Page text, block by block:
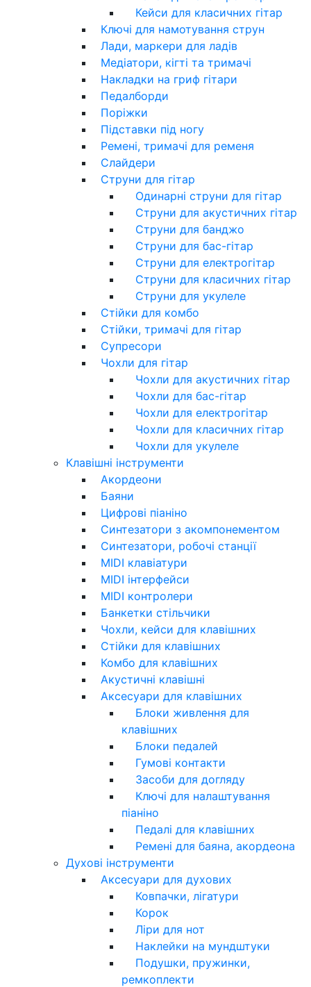
Кейси для класичних гітар
Ключі для намотування струн
Лади, маркери для ладів
Медіатори, кігті та тримачі
Накладки на гриф гітари
Педалборди
Поріжки
Підставки під ногу
Ремені, тримачі для ременя
Слайдери
Струни для гітар
Одинарні струни для гітар
Струни для акустичних гітар
Струни для банджо
Струни для бас-гітар
Струни для електрогітар
Струни для класичних гітар
Струни для укулеле
Стійки для комбо
Стійки, тримачі для гітар
Супресори
Чохли для гітар
Чохли для акустичних гітар
Чохли для бас-гітар
Чохли для електрогітар
Чохли для класичних гітар
Чохли для укулеле
Клавішні інструменти
Акордеони
Баяни
Цифрові піаніно
Синтезатори з акомпонементом
Синтезатори, робочі станції
MIDI клавіатури
MIDI інтерфейси
MIDI контролери
Банкетки стільчики
Чохли, кейси для клавішних
Стійки для клавішних
Комбо для клавішних
Акустичні клавішні
Аксесуари для клавішних
Блоки живлення для
клавішних
Блоки педалей
Гумові контакти
Засоби для догляду
Ключі для налаштування
піаніно
Педалі для клавішних
Ремені для баяна, акордеона
Духові інструменти
Аксесуари для духових
Ковпачки, лігатури
Корок
Ліри для нот
Наклейки на мундштуки
Подушки, пружинки,
ремкоплекти